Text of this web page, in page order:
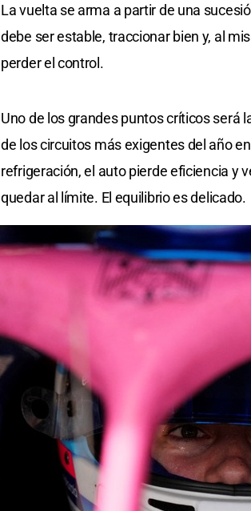
La vuelta se arma a partir de una
debe ser estable, traccionar bien y, al
perder el control.
Uno de los grandes puntos críticos será
de los circuitos más exigentes del año
refrigeración, el auto pierde eficiencia y
quedar al límite. El equilibrio es delicado.